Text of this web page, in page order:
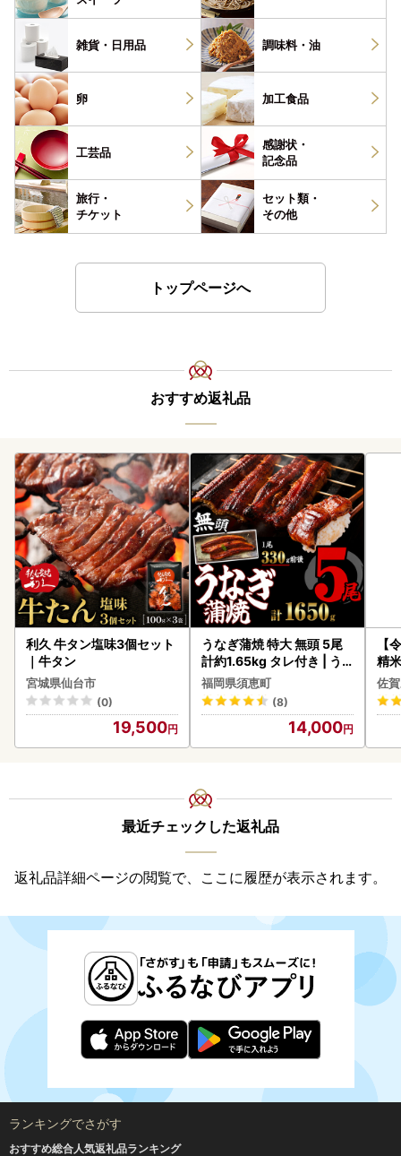
雑貨・ 日用品 調味料・ 油
卵 加工食品
工芸品
感謝状・
記念品
旅行・
チケット
セット類・
その他
トップページへ
おすすめ返礼品
利久 牛タン塩味3個セット
｜牛タン
宮城県仙台市
(0)
19,500
うなぎ蒲焼 特大 無頭 5尾
計約1.65kg タレ付き | う
なぎ蒲焼
福岡県須恵町
(8)
14,000
【
精
佐
最近チェックした返礼品
返礼品詳細ページの閲覧で、ここに履歴が表示されます。
ランキングでさがす
おすすめ総合人気返礼品ランキング